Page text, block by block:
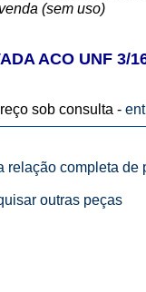
(sem uso)
ACO UNF 3/
sob consulta -
relação completa de
outras peças